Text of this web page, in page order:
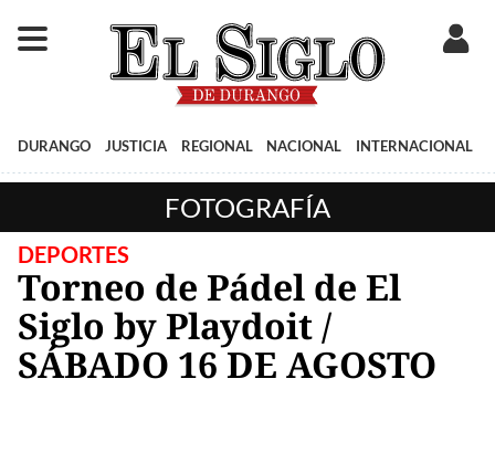
DURANGO JUSTICIA REGIONAL NACIONAL INTERNACIONAL
FOTOGRAFÍA
DEPORTES
Torneo de Pádel de El
Siglo by Playdoit /
SÁBADO 16 DE AGOSTO